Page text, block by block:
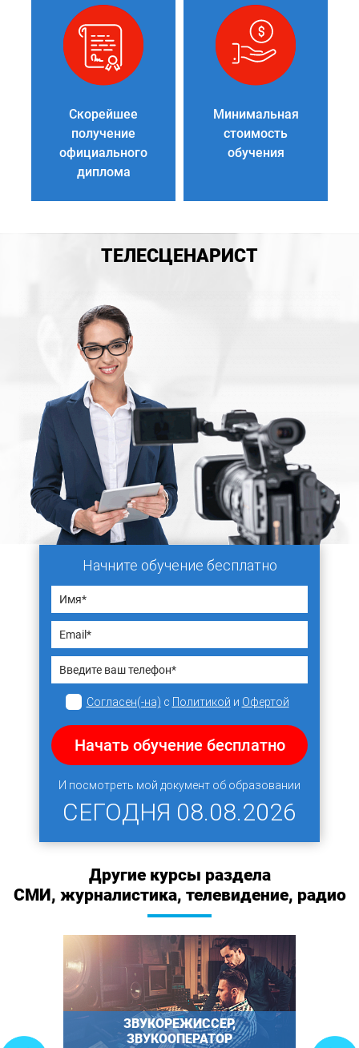
Скорейшее
получение
официального
диплома
Минимальная
стоимость
обучения
ТЕЛЕСЦЕНАРИСТ
Начните обучение бесплатно
Согласен(-на) с Политикой и Офертой
Начать обучение бесплатно
И посмотреть мой документ об образовании
СЕГОДНЯ 08.08.2026
Другие курсы раздела
СМИ, журналистика, телевидение, радио
ЗВУКОРЕЖИССЕР,
ЗВУКООПЕРАТОР